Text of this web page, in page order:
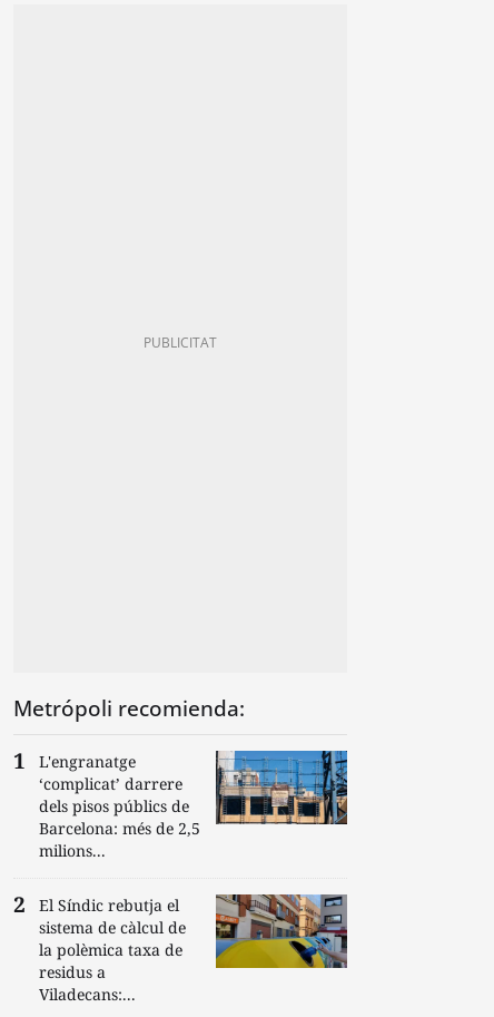
Metrópoli recomienda:
L'engranatge
‘complicat’ darrere
dels pisos públics de
Barcelona: més de 2,5
milions...
El Síndic rebutja el
sistema de càlcul de
la polèmica taxa de
residus a
Viladecans:...